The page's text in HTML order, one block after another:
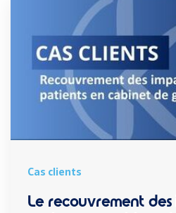
Cas clients
Le recouvrement des